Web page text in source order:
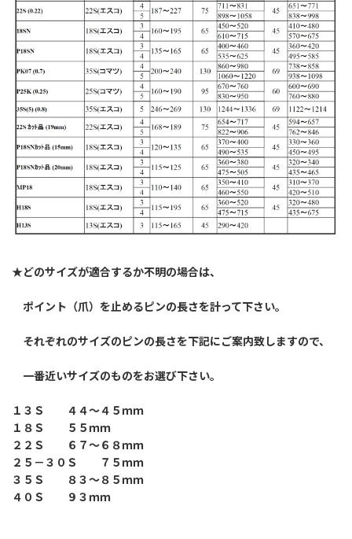
★どのサイズが適合するか不明の場合は、
ポイント（爪）を止めるピンの長さを計って下さい。
それぞれのサイズのピンの長さを下記にご案内致しますので、
一番近いサイズのものをお選び下さい。
１３Ｓ ４４～４５ｍｍ
１８Ｓ ５５ｍｍ
２２Ｓ ６７～６８ｍｍ
２５－３０Ｓ ７５ｍｍ
３５Ｓ ８３～８５ｍｍ
４０Ｓ ９３ｍｍ